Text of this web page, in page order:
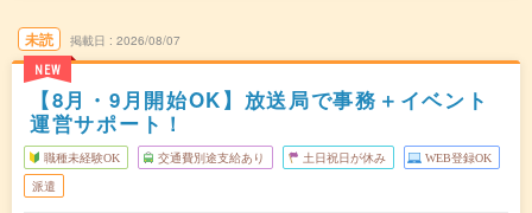
未読
NEW
掲載日 2026/08/07
【8月・9月開始OK】放送局で事務＋イベント
運営サポート！
職種未経験OK 交通費別途支給あり 土日祝日が休み WEB登録OK
派遣